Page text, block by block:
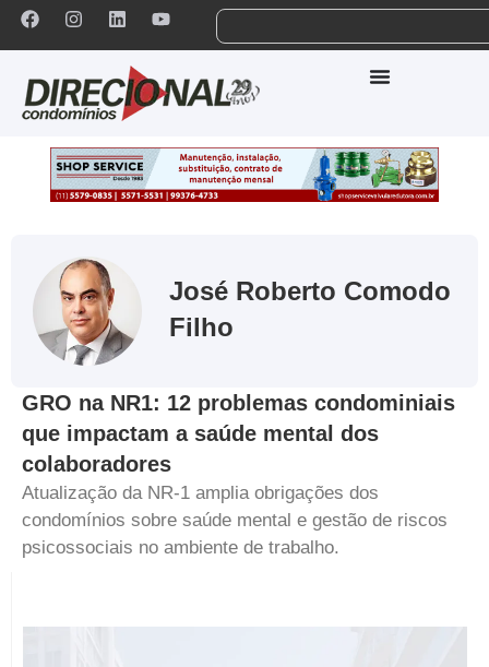
José Roberto Comodo
Filho
GRO na NR1: 12 problemas condominiais
que impactam a saúde mental dos
colaboradores
Atualização da NR-1 amplia obrigações dos
condomínios sobre saúde mental e gestão de riscos
psicossociais no ambiente de trabalho.